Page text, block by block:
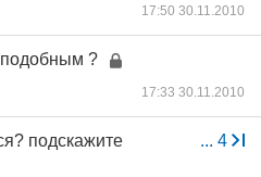
17:50 30.11.2010
подобным ?
17:33 30.11.2010
... 4
подскажите